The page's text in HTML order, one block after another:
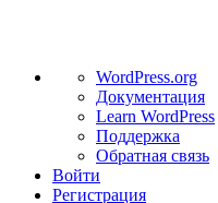
WordPress
WordPress.org
Документация
Learn WordPress
Поддержка
Обратная связь
Войти
Регистрация